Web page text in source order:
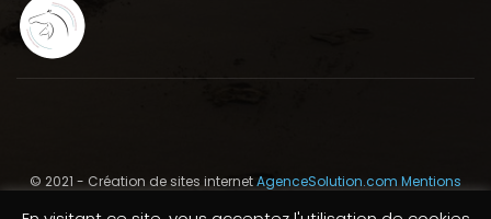
© 2021 - Création de sites internetAgenceSolution.com Mentions